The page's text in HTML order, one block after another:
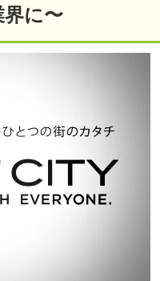
界に〜